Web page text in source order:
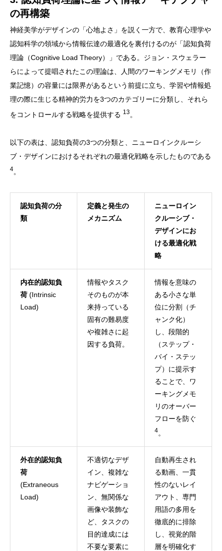
の再構築
神経美学がデザインの「心地よさ」を説く一方で、教育心理学や
認知科学の領域から情報伝達の最適化を裏付けるのが「認知負荷
理論（Cognitive Load Theory）」である。ジョン・スウェラー
らによって提唱されたこの理論は、人間のワーキングメモリ（作
業記憶）の容量には限界があるという前提に立ち、学習や情報処
理の際に生じる精神的労力を3つのカテゴリーに分類し、それら
をコントロールする戦略を提供する 13。
以下の表は、認知負荷の3つの分類と、ニューロインクルーシ
ブ・デザインにおけるそれぞれの最適化戦略を示したものである
4。
認知負荷の分
類
定義と発生の
メカニズム
ニューロイン
クルーシブ・
デザインにお
ける最適化戦
略
内在的認知負
荷 (Intrinsic
Load)
情報やタスク
そのものが本
来持っている
固有の難易度
や複雑さに起
因する負荷。
情報を意味の
ある小さな単
位に分割（チ
ャンク化）
し、段階的
（ステップ・
バイ・ステッ
プ）に提示す
ることで、ワ
ーキングメモ
リのオーバー
フローを防ぐ
4。
外在的認知負
荷
(Extraneous
Load)
不適切なデザ
イン、複雑な
ナビゲーショ
ン、無関係な
画像や装飾な
ど、タスクの
目的達成には
不要な要素に
自動再生され
る動画、一貫
性のないレイ
アウト、専門
用語の多用を
徹底的に排除
し、視覚的階
層を明確化す